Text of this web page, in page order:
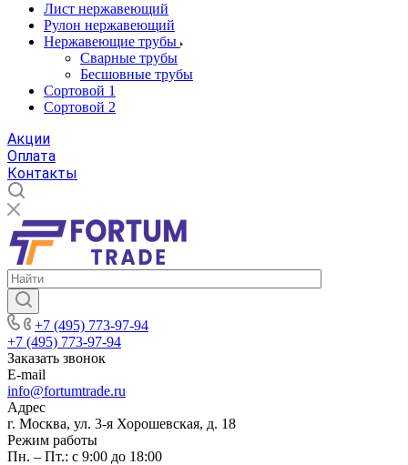
Лист нержавеющий
Рулон нержавеющий
Нержавеющие трубы
Сварные трубы
Бесшовные трубы
Сортовой 1
Сортовой 2
Акции
Оплата
Контакты
+7 (495) 773-97-94
+7 (495) 773-97-94
Заказать звонок
E-mail
info@fortumtrade.ru
Адрес
г. Москва, ул. 3-я Хорошевская, д. 18
Режим работы
Пн. – Пт.: с 9:00 до 18:00